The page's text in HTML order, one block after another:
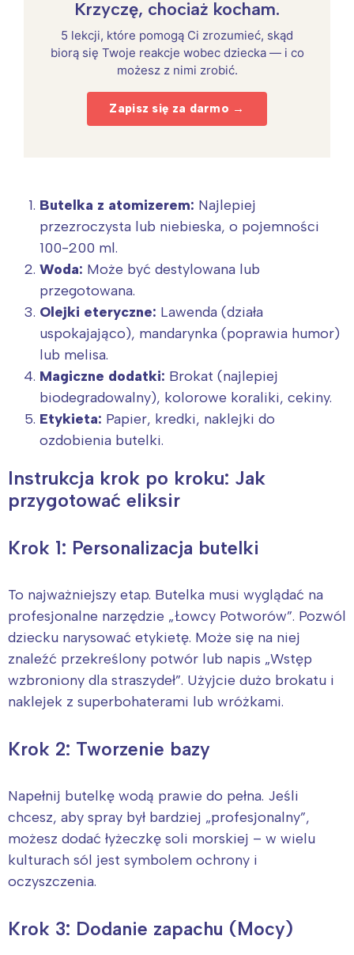
Krzyczę, chociaż kocham.
5 lekcji, które pomogą Ci zrozumieć, skąd
biorą się Twoje reakcje wobec dziecka — i co
możesz z nimi zrobić.
Zapisz się za darmo →
Butelka z atomizerem: Najlepiej
przezroczysta lub niebieska, o pojemności
100-200 ml.
Woda: Może być destylowana lub
przegotowana.
Olejki eteryczne: Lawenda (działa
uspokajająco), mandarynka (poprawia humor)
lub melisa.
Magiczne dodatki: Brokat (najlepiej
biodegradowalny), kolorowe koraliki, cekiny.
Etykieta: Papier, kredki, naklejki do
ozdobienia butelki.
Instrukcja krok po kroku: Jak
przygotować eliksir
Krok 1: Personalizacja butelki
To najważniejszy etap. Butelka musi wyglądać na
profesjonalne narzędzie „Łowcy Potworów”. Pozwól
dziecku narysować etykietę. Może się na niej
znaleźć przekreślony potwór lub napis „Wstęp
wzbroniony dla straszydeł”. Użyjcie dużo brokatu i
naklejek z superbohaterami lub wróżkami.
Krok 2: Tworzenie bazy
Napełnij butelkę wodą prawie do pełna. Jeśli
chcesz, aby spray był bardziej „profesjonalny”,
możesz dodać łyżeczkę soli morskiej – w wielu
kulturach sól jest symbolem ochrony i
oczyszczenia.
Krok 3: Dodanie zapachu (Mocy)